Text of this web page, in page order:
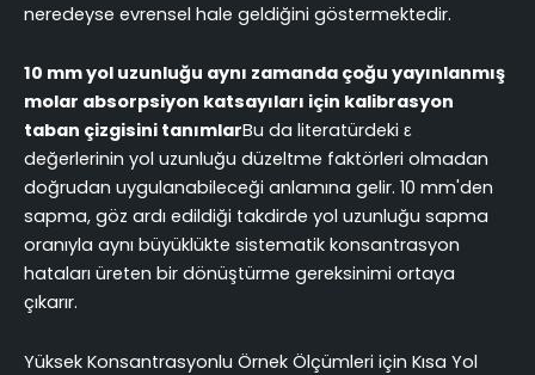
neredeyse evrensel hale geldiğini göstermektedir.
10 mm yol uzunluğu aynı zamanda çoğu yayınlanmış
molar absorpsiyon katsayıları için kalibrasyon
taban çizgisini tanımlarBu da literatürdeki ε
değerlerinin yol uzunluğu düzeltme faktörleri olmadan
doğrudan uygulanabileceği anlamına gelir. 10 mm'den
sapma, göz ardı edildiği takdirde yol uzunluğu sapma
oranıyla aynı büyüklükte sistematik konsantrasyon
hataları üreten bir dönüştürme gereksinimi ortaya
çıkarır.
Yüksek Konsantrasyonlu Örnek Ölçümleri için Kısa Yol